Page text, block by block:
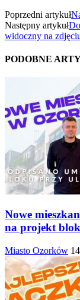
Poprzedni artykuł
Następny artykuł
widoczny na
PODOBNE
Nowe
na projekt
Miasto Ozorków